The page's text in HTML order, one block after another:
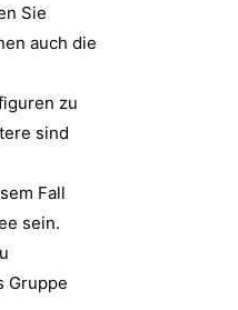
Sie
auch die
zu
sind
Fall
sein.
Gruppe